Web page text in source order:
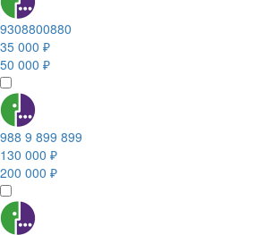
9308800880
35 000 ₽
50 000 ₽
988 9 899 899
130 000 ₽
200 000 ₽